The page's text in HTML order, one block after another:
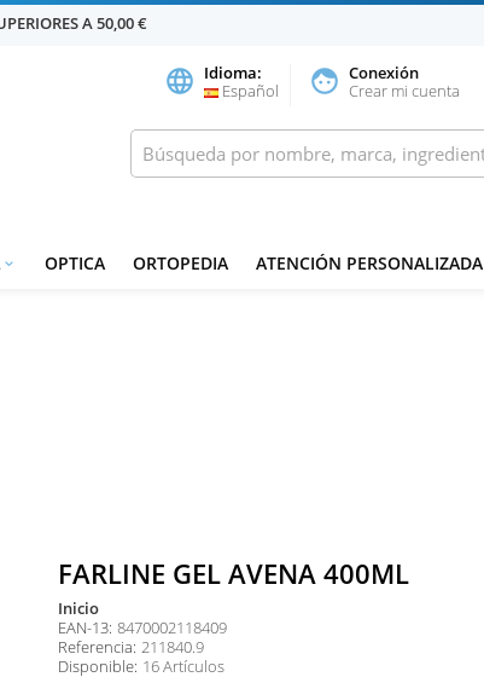
A 50,00 €
language Idioma:
Español
face Conexión
Crear mi cuenta
 OPTICA ORTOPEDIA ATENCIÓN PERSONALIZADA
FARLINE GEL AVENA 400ML
inicio
EAN-13: 8470002118409
Referencia: 211840.9
Disponible: 16 Artículos